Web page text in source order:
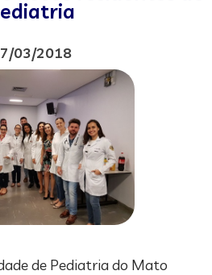
03/2018
de Pediatria do Mato